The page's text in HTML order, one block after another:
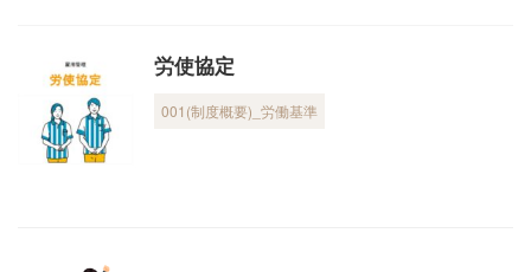
労使協定
001(制度概要)_労働基準